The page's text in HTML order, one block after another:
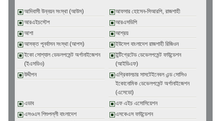
আদিবাসী উন্নয়ন সংস্থা (আউস)
আফসার হোসেন-সিআরপি, রাজশাহী
আরএইচস্টেপ
আরএসডিপি
আশা
আশ্রয়
আসক্ত পূনর্বাসন সংস্থা (আপস)
ইউসেপ বাংলাদেশ রাজশাহী রিজিওন
ইকো সোশ্যাল ডেভলপমেন্ট অর্গানাইজেশন
(ইএসডিও)
ইন্টিগ্রেটেড ডেভেলপমেন্ট ফাউন্ডেশন
(আইডিএফ)
উদ্দীপন
এগ্রিকালচার সাসটেইনেবল এন্ড সোসিও
ইকোনোমিক ডেভেলপমেন্ট অর্গানাইজেশন
(এসেডো)
এডাব
এফ এইচ এসোসিয়েশন
এসওএস শিশুপল্লী বাংলাদেশ
এসকেএস ফাউন্ডেশন